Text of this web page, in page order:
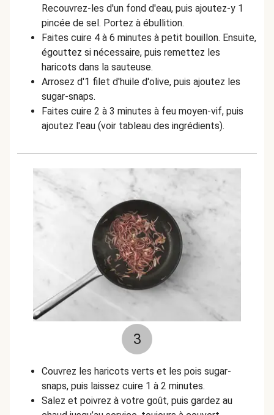
Recouvrez-les d'un fond d'eau, puis ajoutez-y 1
pincée de sel. Portez à ébullition.
Faites cuire 4 à 6 minutes à petit bouillon. Ensuite,
égouttez si nécessaire, puis remettez les
haricots dans la sauteuse.
Arrosez d'1 filet d'huile d'olive, puis ajoutez les
sugar-snaps.
Faites cuire 2 à 3 minutes à feu moyen-vif, puis
ajoutez l'eau (voir tableau des ingrédients).
3
Couvrez les haricots verts et les pois sugar-
snaps, puis laissez cuire 1 à 2 minutes.
Salez et poivrez à votre goût, puis gardez au